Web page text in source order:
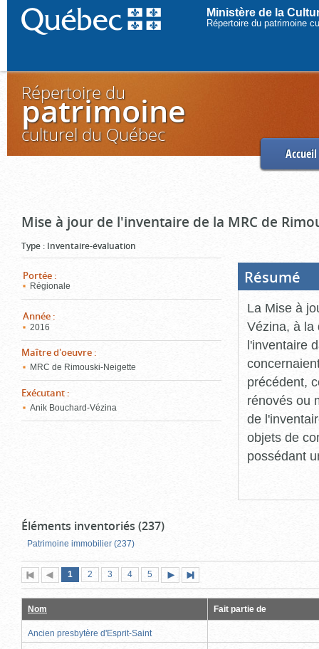
Ministère de la
Répertoire du patrimoine
Répertoire du
patrimoine
culturel du Québec
Accueil
Mise à jour de l'inventaire de la MRC de
Type : Inventaire-évaluation
Portée :
Régionale
Année :
2016
Maître d'oeuvre :
MRC de Rimouski-Neigette
Exécutant :
Anik Bouchard-Vézina
Résumé
La Mise à
Vézina, à la
l'inventaire
précédent,
rénovés ou
de
objets de
possédant
Éléments inventoriés (237)
Patrimoine immobilier (237)
Première
page
Page
précédente
Page
1 (page
actuelle)
Page
2 Page
3 Page
4 Page
5
suivante
page
Nom Fait partie de
Ancien presbytère d'Esprit-Saint